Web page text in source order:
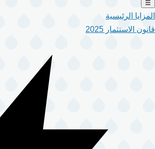
☰
المزايا الرئيسية
قانون الاستثمار 2025